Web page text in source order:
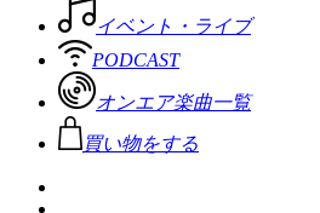
イベント・ライブ
PODCAST
オンエア楽曲一覧
買い物をする